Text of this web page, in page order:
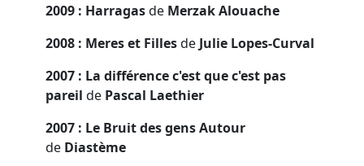
2009 : Harragasde Merzak Alouache
2008 : Meres et Fillesde Julie Lopes-Curval
2007 : La différence c'est que c'est pas
pareil de Pascal Laethier
2007 : Le Bruit des gens Autour
de Diastème